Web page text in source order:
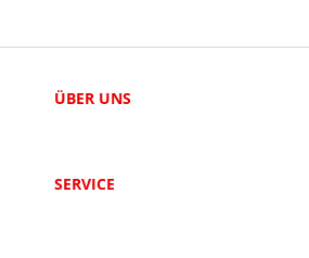
ÜBER UNS
SERVICE